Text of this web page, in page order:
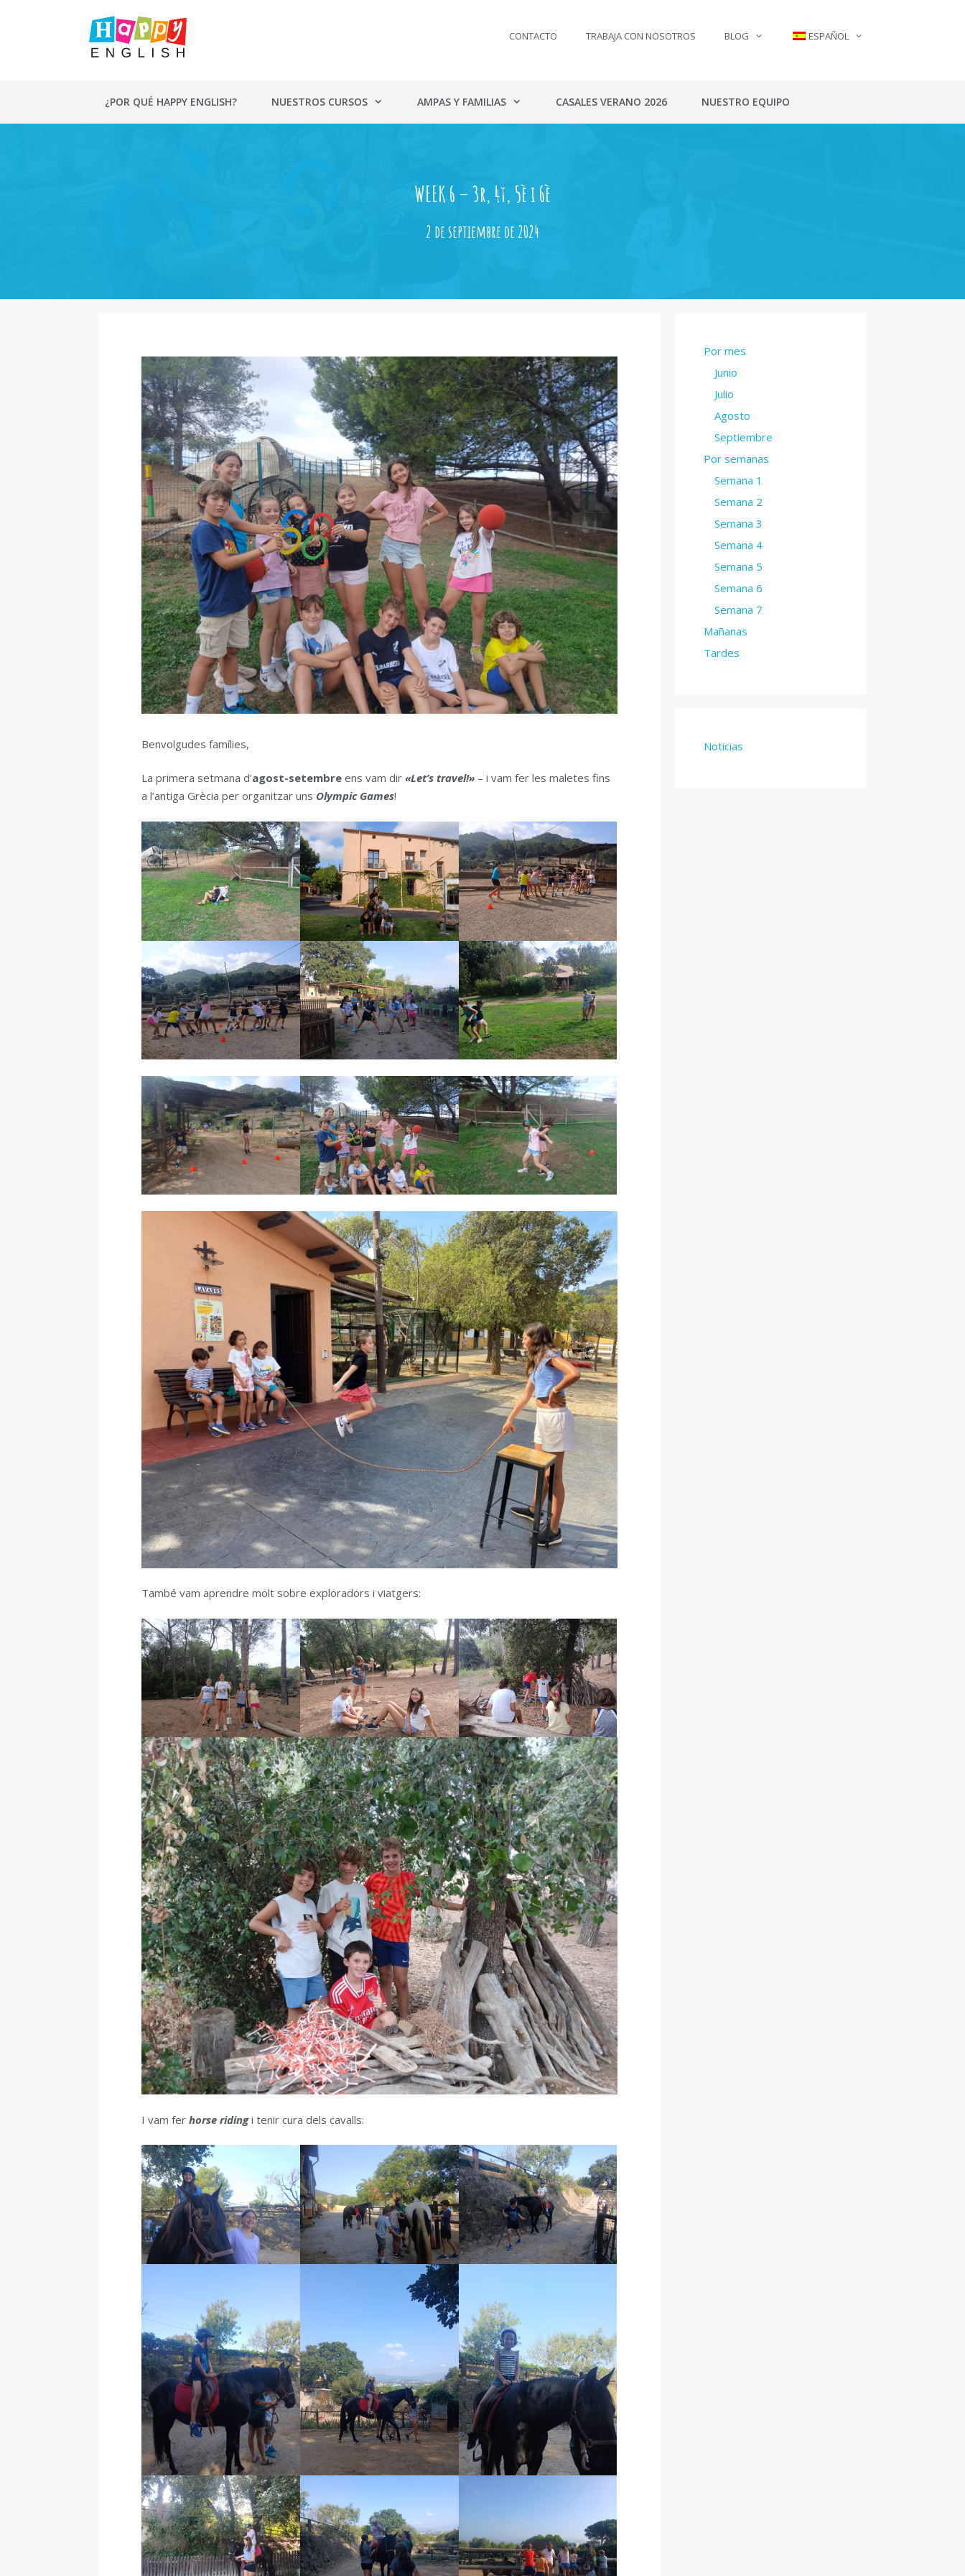
CONTACTO TRABAJA CON NOSOTROS BLOG ESPAÑOL
¿POR QUÉ HAPPY ENGLISH? NUESTROS CURSOS AMPAS Y FAMILIAS CASALES VERANO 2026 NUESTRO EQUIPO
WEEK 6 – 3r, 4t, 5è i 6è
2 de septiembre de 2024
Benvolgudes famílies,
La primera setmana d’agost-setembre ens vam dir «Let’s travel!» – i vam fer les maletes fins
a l’antiga Grècia per organitzar uns Olympic Games!
També vam aprendre molt sobre exploradors i viatgers:
I vam fer horse ridingi tenir cura dels cavalls:
Por mes
Junio
Julio
Agosto
Septiembre
Por semanas
Semana 1
Semana 2
Semana 3
Semana 4
Semana 5
Semana 6
Semana 7
Mañanas
Tardes
Noticias